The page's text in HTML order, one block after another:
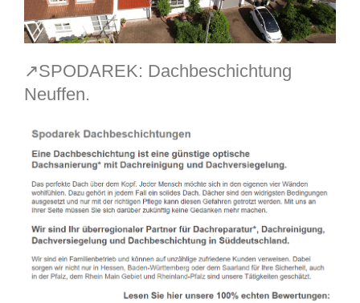
↗️SPODAREK: Dachbeschichtung
Neuffen.